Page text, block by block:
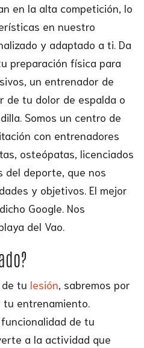
en la alta competición, lo
en nuestro
y adaptado a ti. Da
preparación física para
un entrenador de
de tu dolor de espalda o
Somos un centro de
con entrenadores
osteópatas, licenciados
del deporte, que nos
y objetivos. El mejor
Google. Nos
del Vao.
tu lesión, sabremos por
tu entrenamiento.
de tu
a la actividad que